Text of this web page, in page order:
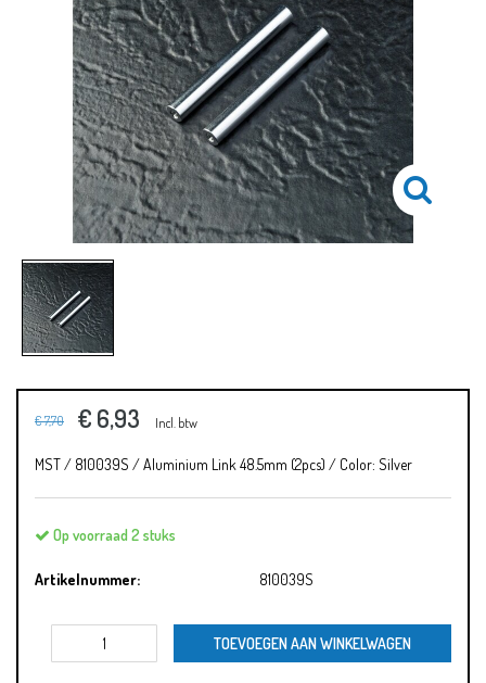
€ 7,70 € 6,93 Incl. btw
MST / 810039S / Aluminium Link 48.5mm (2pcs) / Color: Silver
Op voorraad 2 stuks
Artikelnummer: 810039S
TOEVOEGEN AAN WINKELWAGEN